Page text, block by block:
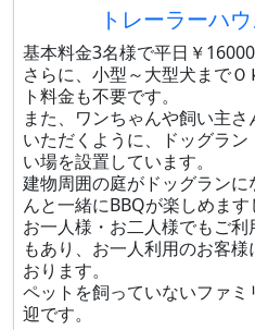
トレーラーハ
基本料金3名様で平日￥
さらに、小型～大型犬まで
ト料金も不要です。
また、ワンちゃんや飼い主
いただくように、ドッグラ
い場を設置しています。
建物周囲の庭がドッグラン
んと一緒にBBQが楽しめます
お一人様・お二人様でもご
もあり、お一人利用のお客
おります。
ペットを飼っていないファ
迎です。